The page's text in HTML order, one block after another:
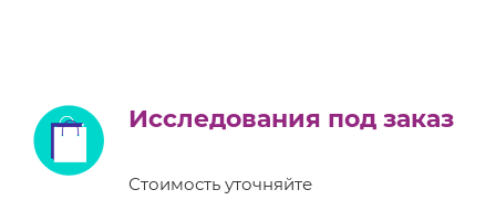
Исследования под заказ
Стоимость уточняйте